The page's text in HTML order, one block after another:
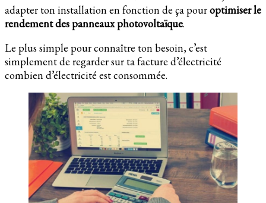
adapter ton installation en fonction de ça pouroptimiser le
rendement des panneaux photovoltaïque.
Le plus simple pour connaître ton besoin, c’est
simplement de regarder sur ta facture d’électricité
combien d’électricité est consommée.